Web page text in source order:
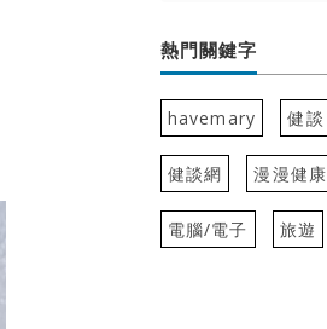
熱門關鍵字
havemary 健談
健談網 漫漫健康
電腦/電子 旅遊